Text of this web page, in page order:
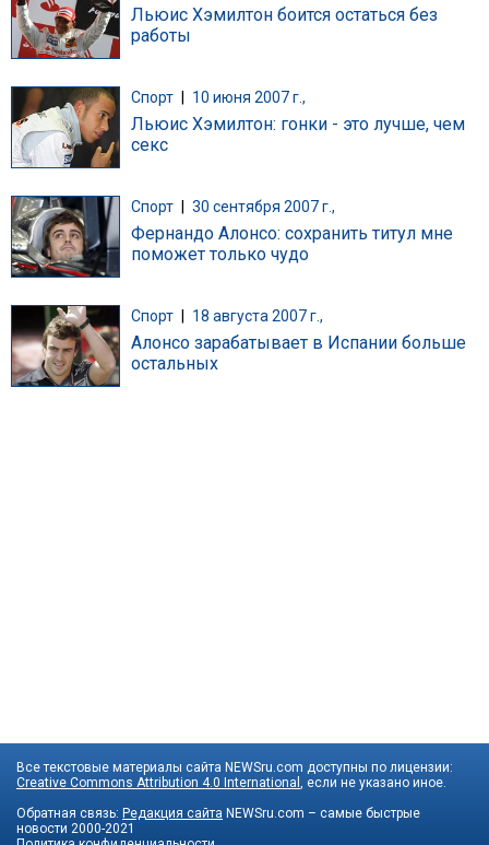
Льюис Хэмилтон боится остаться без
работы
Спорт 10 июня 2007 г.,
Льюис Хэмилтон: гонки - это лучше, чем
секс
Спорт 30 сентября 2007 г.,
Фернандо Алонсо: сохранить титул мне
поможет только чудо
Спорт 18 августа 2007 г.,
Алонсо зарабатывает в Испании больше
остальных
Все текстовые материалы сайта NEWSru.com доступны по лицензии:
Creative Commons Attribution 4.0 International
, если не указано иное.
Обратная связь: Редакция сайта NEWSru.com – самые быстрые
новости 2000-2021